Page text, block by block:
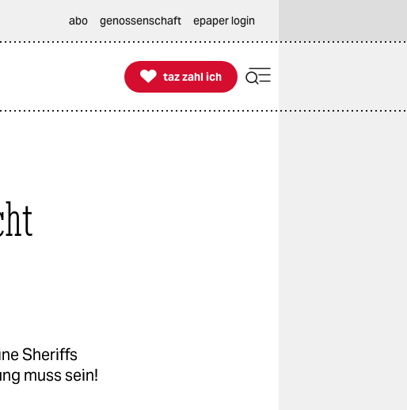
abo genossenschaft epaper login

taz zahl ich
taz zahl ich
Sheriffs
muss sein!